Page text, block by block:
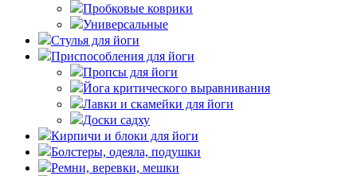
Пробковые коврики
Универсальные
Стулья для йоги
Приспособления для йоги
Пропсы для йоги
Йога критического выравнивания
Лавки и скамейки для йоги
Доски садху
Кирпичи и блоки для йоги
Болстеры, одеяла, подушки
Ремни, веревки, мешки